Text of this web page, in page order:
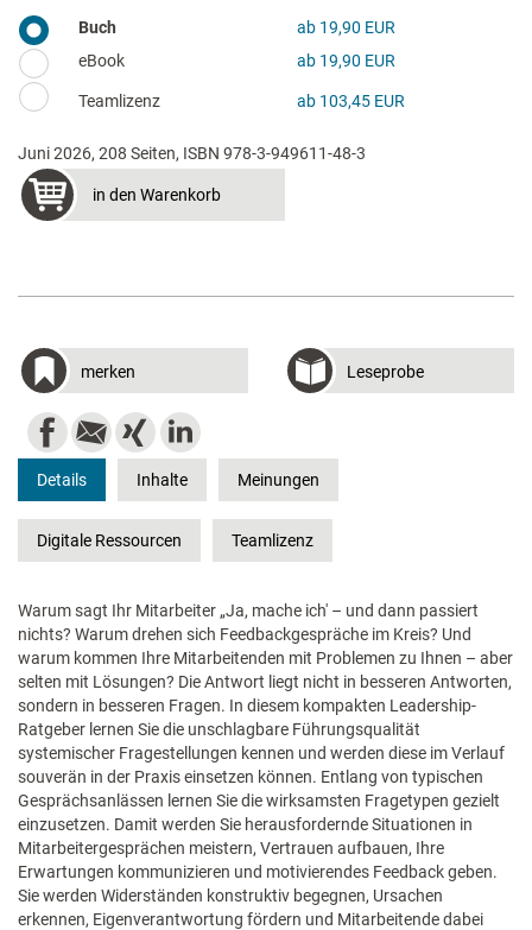
Buch
ab 19,90 EUR
eBook
ab 19,90 EUR
Teamlizenz ab 103,45 EUR
Juni 2026, 208 Seiten, ISBN 978-3-949611-48-3
in den Warenkorb
merken Leseprobe
Details Inhalte Meinungen
Digitale Ressourcen Teamlizenz
Warum sagt Ihr Mitarbeiter „Ja, mache ich' – und dann passiert
nichts? Warum drehen sich Feedbackgespräche im Kreis? Und
warum kommen Ihre Mitarbeitenden mit Problemen zu Ihnen – aber
selten mit Lösungen? Die Antwort liegt nicht in besseren Antworten,
sondern in besseren Fragen. In diesem kompakten Leadership-
Ratgeber lernen Sie die unschlagbare Führungsqualität
systemischer Fragestellungen kennen und werden diese im Verlauf
souverän in der Praxis einsetzen können. Entlang von typischen
Gesprächsanlässen lernen Sie die wirksamsten Fragetypen gezielt
einzusetzen. Damit werden Sie herausfordernde Situationen in
Mitarbeitergesprächen meistern, Vertrauen aufbauen, Ihre
Erwartungen kommunizieren und motivierendes Feedback geben.
Sie werden Widerständen konstruktiv begegnen, Ursachen
erkennen, Eigenverantwortung fördern und Mitarbeitende dabei